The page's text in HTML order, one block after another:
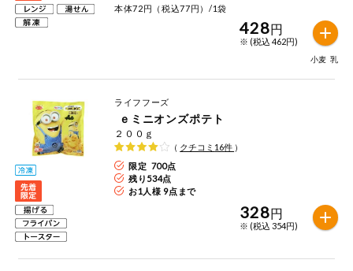
本体72円（税込77円）/1袋
428円
※ (税込 462円)
小麦 乳
ライフフーズ
ｅミニオンズポテト
２００ｇ
（ クチコミ 16件 ）
限定 700点
残り 534点
お1人様 9点まで
328円
※ (税込 354円)